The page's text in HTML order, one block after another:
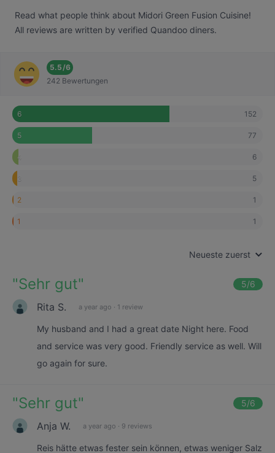
Read what people think about Midori Green Fusion Cuisine!
All reviews are written by verified Quandoo diners.
5.5/6
242 Bewertungen
6 152
5 77
4 6
3 5
2 1
1 1
Neueste zuerst
"Sehr gut" 5/6
Rita S. a year ago · 1 review
My husband and I had a great date Night here. Food
and service was very good. Friendly service as well. Will
go again for sure.
"Sehr gut" 5/6
Anja W. a year ago · 9 reviews
Reis hätte etwas fester sein können, etwas weniger Salz